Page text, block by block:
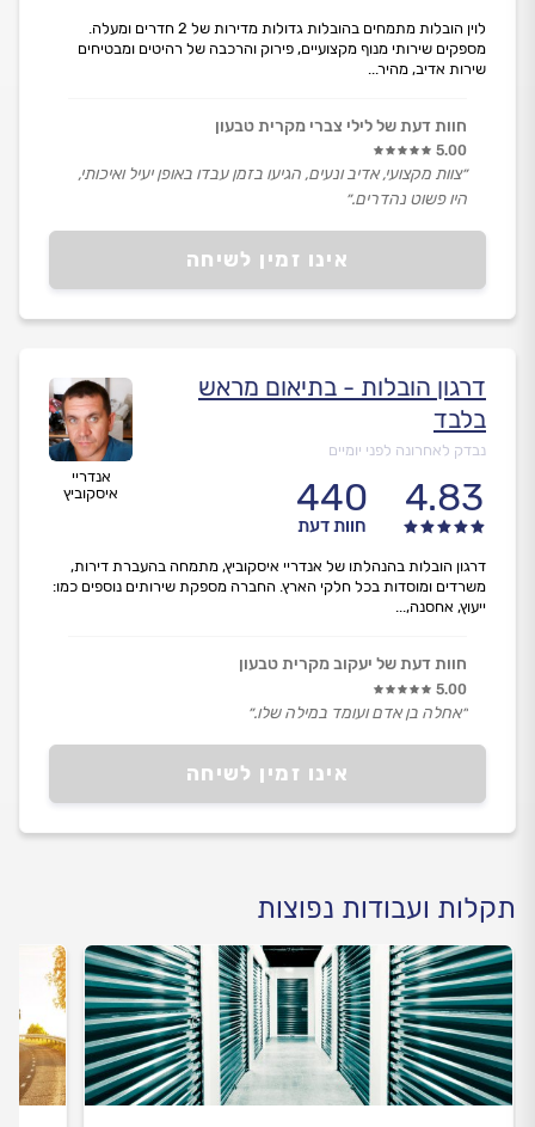
אינו זמין לשיחה
לוין הובלות מתמחים בהובלות גדולות מדירות של 2 חדרים ומעלה.
מספקים שירותי מנוף מקצועיים, פירוק והרכבה של רהיטים ומבטיחים
שירות אדיב, מהיר...
חוות דעת של לילי צברי מקרית טבעון
5.00
״צוות מקצועי, אדיב ונעים, הגיעו בזמן עבדו באופן יעיל ואיכותי,
היו פשוט נהדרים.״
אנדריי
איסקוביץ
דרגון הובלות - בתיאום מראש
בלבד
נבדק לאחרונה לפני יומיים
4.83
440
חוות דעת
אינו זמין לשיחה
דרגון הובלות בהנהלתו של אנדריי איסקוביץ, מתמחה בהעברת דירות,
משרדים ומוסדות בכל חלקי הארץ. החברה מספקת שירותים נוספים כמו:
ייעוץ, אחסנה,...
חוות דעת של יעקוב מקרית טבעון
5.00
״אחלה בן אדם ועומד במילה שלו.״
תקלות ועבודות נפוצות